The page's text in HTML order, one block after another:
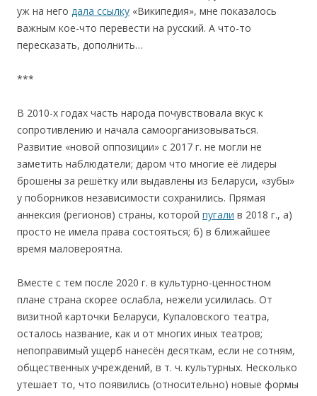
уж на него дала ссылку «Википедия», мне показалось
важным кое-что перевести на русский. А что-то
пересказать, дополнить…
***
В 2010-х годах часть народа почувствовала вкус к
сопротивлению и начала самоорганизовываться.
Развитие «новой оппозиции» с 2017 г. не могли не
заметить наблюдатели; даром что многие её лидеры
брошены за решётку или выдавлены из Беларуси, «зубы»
у поборников независимости сохранились. Прямая
аннексия (регионов) страны, которой пугали в 2018 г., а)
просто не имела права состояться; б) в ближайшее
время маловероятна.
Вместе с тем после 2020 г. в культурно-ценностном
плане страна скорее ослабла, нежели усилилась. От
визитной карточки Беларуси, Купаловского театра,
осталось название, как и от многих иных театров;
непоправимый ущерб нанесён десяткам, если не сотням,
общественных учреждений, в т. ч. культурных. Несколько
утешает то, что появились (относительно) новые формы